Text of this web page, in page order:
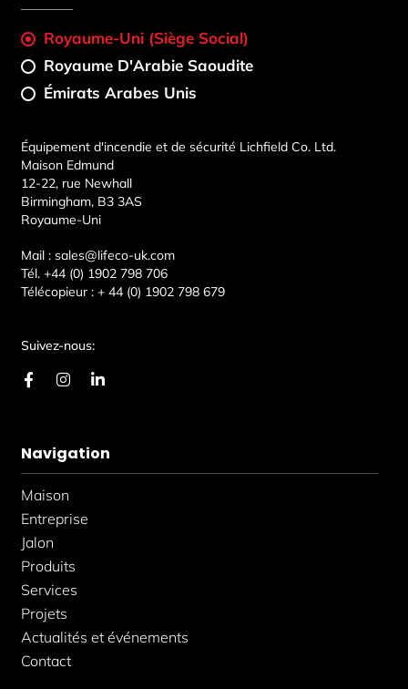
Royaume-Uni (Siège Social)
Royaume D'Arabie Saoudite
Émirats Arabes Unis
Équipement d'incendie et de sécurité Lichfield Co. Ltd.
Maison Edmund
12-22, rue Newhall
Birmingham, B3 3AS
Royaume-Uni
Mail :sales@lifeco-uk.com
Tél. +44 (0) 1902 798 706
Télécopieur :+ 44 (0) 1902 798 679
Suivez-nous:
F
a
o
o
k
-
f
I
n
g
r
m
L
d
i
Navigation
Maison
Entreprise
Jalon
Produits
Services
Projets
Actualités et événements
Contact